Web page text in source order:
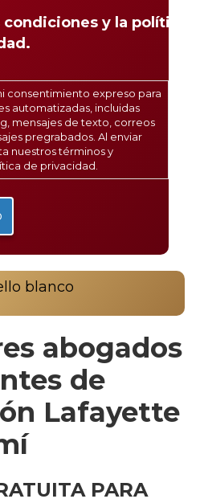
y la política
consentimiento expreso para
automatizadas, incluidas
mensajes de texto, correos
pregrabados. Al enviar
nuestros términos y
de privacidad
abogados
de
Lafayette
PARA